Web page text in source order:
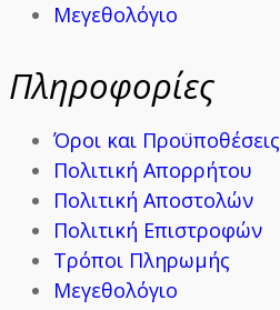
Μεγεθολόγιο
Πληροφορίες
Όροι και Προϋποθέσεις
Πολιτική Απορρήτου
Πολιτική Αποστολών
Πολιτική Επιστροφών
Τρόποι Πληρωμής
Μεγεθολόγιο